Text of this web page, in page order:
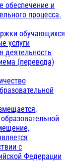
обеспечение и
процесса.
обучающихся
услуги
деятельность
(перевода)
с
Федерации